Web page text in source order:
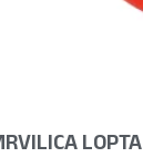
LOPTA